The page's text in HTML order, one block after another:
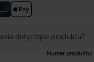
dotyczące produktu?
Numer produktu: